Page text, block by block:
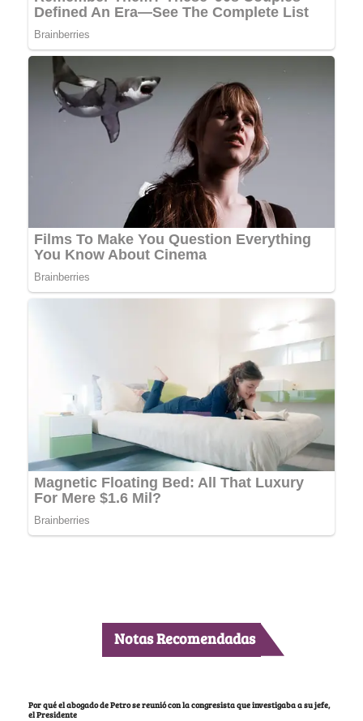
Notas Recomendadas
Por qué el abogado de Petro se reunió con la congresista que investigaba a su jefe,
el Presidente